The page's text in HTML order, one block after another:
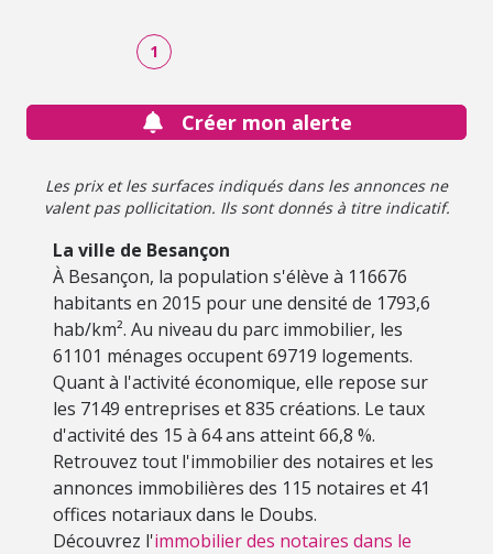
1
Créer mon alerte
Les prix et les surfaces indiqués dans les annonces ne
valent pas pollicitation. Ils sont donnés à titre indicatif.
La ville de Besançon
À Besançon, la population s'élève à 116676
habitants en 2015 pour une densité de 1793,6
hab/km². Au niveau du parc immobilier, les
61101 ménages occupent 69719 logements.
Quant à l'activité économique, elle repose sur
les 7149 entreprises et 835 créations. Le taux
d'activité des 15 à 64 ans atteint 66,8 %.
Retrouvez tout l'immobilier des notaires et les
annonces immobilières des 115 notaires et 41
offices notariaux dans le Doubs.
Découvrez l'immobilier des notaires dans le